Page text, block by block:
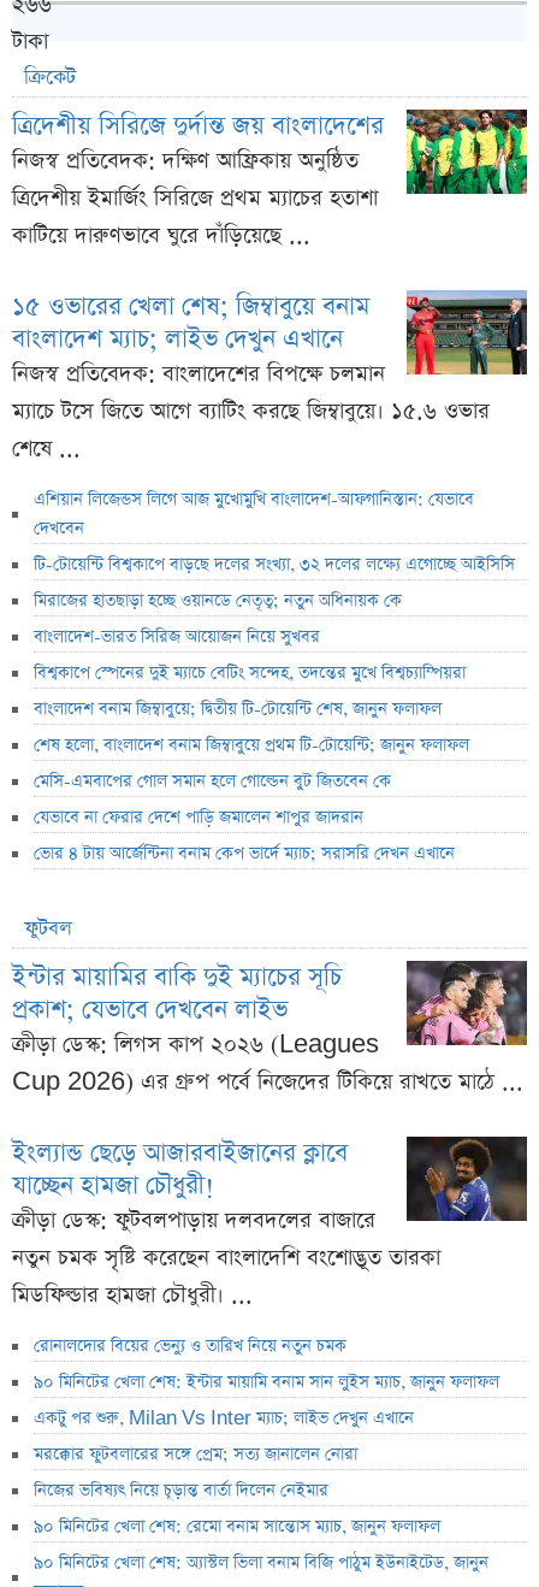
ক্রিকেট
ত্রিদেশীয় সিরিজে দুর্দান্ত জয় বাংলাদেশের
নিজস্ব প্রতিবেদক: দক্ষিণ আফ্রিকায় অনুষ্ঠিত
ত্রিদেশীয় ইমার্জিং সিরিজে প্রথম ম্যাচের হতাশা
কাটিয়ে দারুণভাবে ঘুরে দাঁড়িয়েছে ...
১৫ ওভারের খেলা শেষ; জিম্বাবুয়ে বনাম
বাংলাদেশ ম্যাচ; লাইভ দেখুন এখানে
নিজস্ব প্রতিবেদক: বাংলাদেশের বিপক্ষে চলমান
ম্যাচে টসে জিতে আগে ব্যাটিং করছে জিম্বাবুয়ে। ১৫.৬ ওভার
শেষে ...
এশিয়ান লিজেন্ডস লিগে আজ মুখোমুখি বাংলাদেশ-আফগানিস্তান: যেভাবে
দেখবেন
টি-টোয়েন্টি বিশ্বকাপে বাড়ছে দলের সংখ্যা, ৩২ দলের লক্ষ্যে এগোচ্ছে আইসিসি
মিরাজের হাতছাড়া হচ্ছে ওয়ানডে নেতৃত্ব; নতুন অধিনায়ক কে
বাংলাদেশ-ভারত সিরিজ আয়োজন নিয়ে সুখবর
বিশ্বকাপে স্পেনের দুই ম্যাচে বেটিং সন্দেহ, তদন্তের মুখে বিশ্বচ্যাম্পিয়রা
বাংলাদেশ বনাম জিম্বাবুয়ে; দ্বিতীয় টি-টোয়েন্টি শেষ, জানুন ফলাফল
শেষ হলো, বাংলাদেশ বনাম জিম্বাবুয়ে প্রথম টি-টোয়েন্টি; জানুন ফলাফল
মেসি-এমবাপের গোল সমান হলে গোল্ডেন বুট জিতবেন কে
যেভাবে না ফেরার দেশে পাড়ি জমালেন শাপুর জাদরান
ভোর ৪ টায় আর্জেন্টিনা বনাম কেপ ভার্দে ম্যাচ; সরাসরি দেখন এখানে
ফুটবল
ইন্টার মায়ামির বাকি দুই ম্যাচের সূচি
প্রকাশ; যেভাবে দেখবেন লাইভ
ক্রীড়া ডেস্ক: লিগস কাপ ২০২৬ (Leagues
Cup 2026) এর গ্রুপ পর্বে নিজেদের টিকিয়ে রাখতে মাঠে ...
ইংল্যান্ড ছেড়ে আজারবাইজানের ক্লাবে
যাচ্ছেন হামজা চৌধুরী!
ক্রীড়া ডেস্ক: ফুটবলপাড়ায় দলবদলের বাজারে
নতুন চমক সৃষ্টি করেছেন বাংলাদেশি বংশোদ্ভূত তারকা
মিডফিল্ডার হামজা চৌধুরী। ...
রোনালদোর বিয়ের ভেন্যু ও তারিখ নিয়ে নতুন চমক
৯০ মিনিটের খেলা শেষ: ইন্টার মায়ামি বনাম সান লুইস ম্যাচ, জানুন ফলাফল
একটু পর শুরু, Milan Vs Inter ম্যাচ; লাইভ দেখুন এখানে
মরক্কোর ফুটবলারের সঙ্গে প্রেম; সত্য জানালেন নোরা
নিজের ভবিষ্যৎ নিয়ে চূড়ান্ত বার্তা দিলেন নেইমার
৯০ মিনিটের খেলা শেষ: রেমো বনাম সান্তোস ম্যাচ, জানুন ফলাফল
৯০ মিনিটের খেলা শেষ: অ্যাস্টল ভিলা বনাম বিজি পাঠুম ইউনাইটেড, জানুন